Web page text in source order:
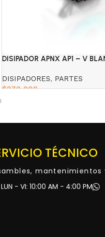
DISIPADOR APNX AP1 – V
DISIPADORES, PARTES
$270,000
TÉCNICO
LUN - VI: 10:00 AM - 4:00 PM